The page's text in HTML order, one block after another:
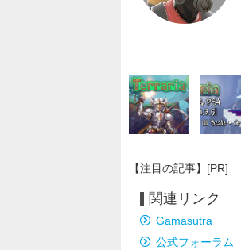
【注目の記事】[PR]
関連リンク
Gamasutra
公式フォーラム